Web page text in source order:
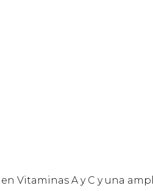
Vitaminas A y C y una